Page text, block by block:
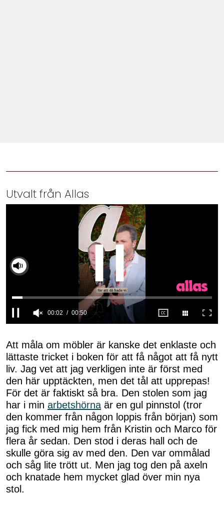
Utvalt från Allas
of
50
seconds
Att måla om möbler är kanske det enklaste och
lättaste tricket i boken för att få något att få nytt
liv. Jag vet att jag verkligen inte är först med
den här upptäckten, men det tål att upprepas!
För det är faktiskt så bra. Den stolen som jag
har i min arbetshörna är en gul pinnstol (tror
den kommer från någon loppis från början) som
jag fick med mig hem från Kristin och Marco för
flera år sedan. Den stod i deras hall och de
skulle göra sig av med den. Den var ommålad
och såg lite trött ut. Men jag tog den på axeln
och knatade hem mycket glad över min nya
stol.